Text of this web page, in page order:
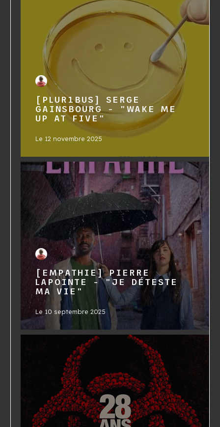
[PLUR1BUS] SERGE
GAINSBOURG - "WAKE ME
UP AT FIVE"
Le 12 novembre 2025
[EMPATHIE] PIERRE
LAPOINTE - "JE DÉTESTE
MA VIE"
Le 10 septembre 2025